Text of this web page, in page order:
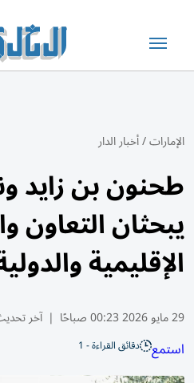
الإمارات/أخبار الدار
طحنون بن زايد
يبحثان التعاون
الإقليمية
29 مايو 2026 00:23 صباحًا | آخر
استمع دقائق القراءة - 1